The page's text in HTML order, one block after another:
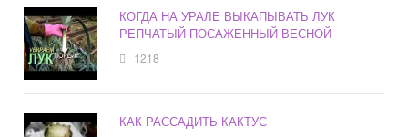
КОГДА НА УРАЛЕ ВЫКАПЫВАТЬ ЛУК
РЕПЧАТЫЙ ПОСАЖЕННЫЙ ВЕСНОЙ
1218
КАК РАССАДИТЬ КАКТУС